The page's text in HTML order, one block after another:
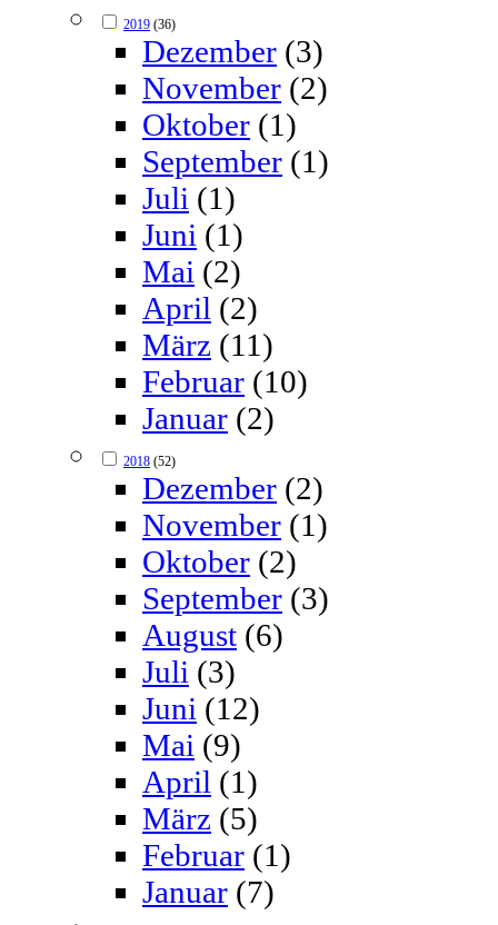
2019 (36)
Dezember (3)
November (2)
Oktober (1)
September (1)
Juli (1)
Juni (1)
Mai (2)
April (2)
März (11)
Februar (10)
Januar (2)
2018 (52)
Dezember (2)
November (1)
Oktober (2)
September (3)
August (6)
Juli (3)
Juni (12)
Mai (9)
April (1)
März (5)
Februar (1)
Januar (7)